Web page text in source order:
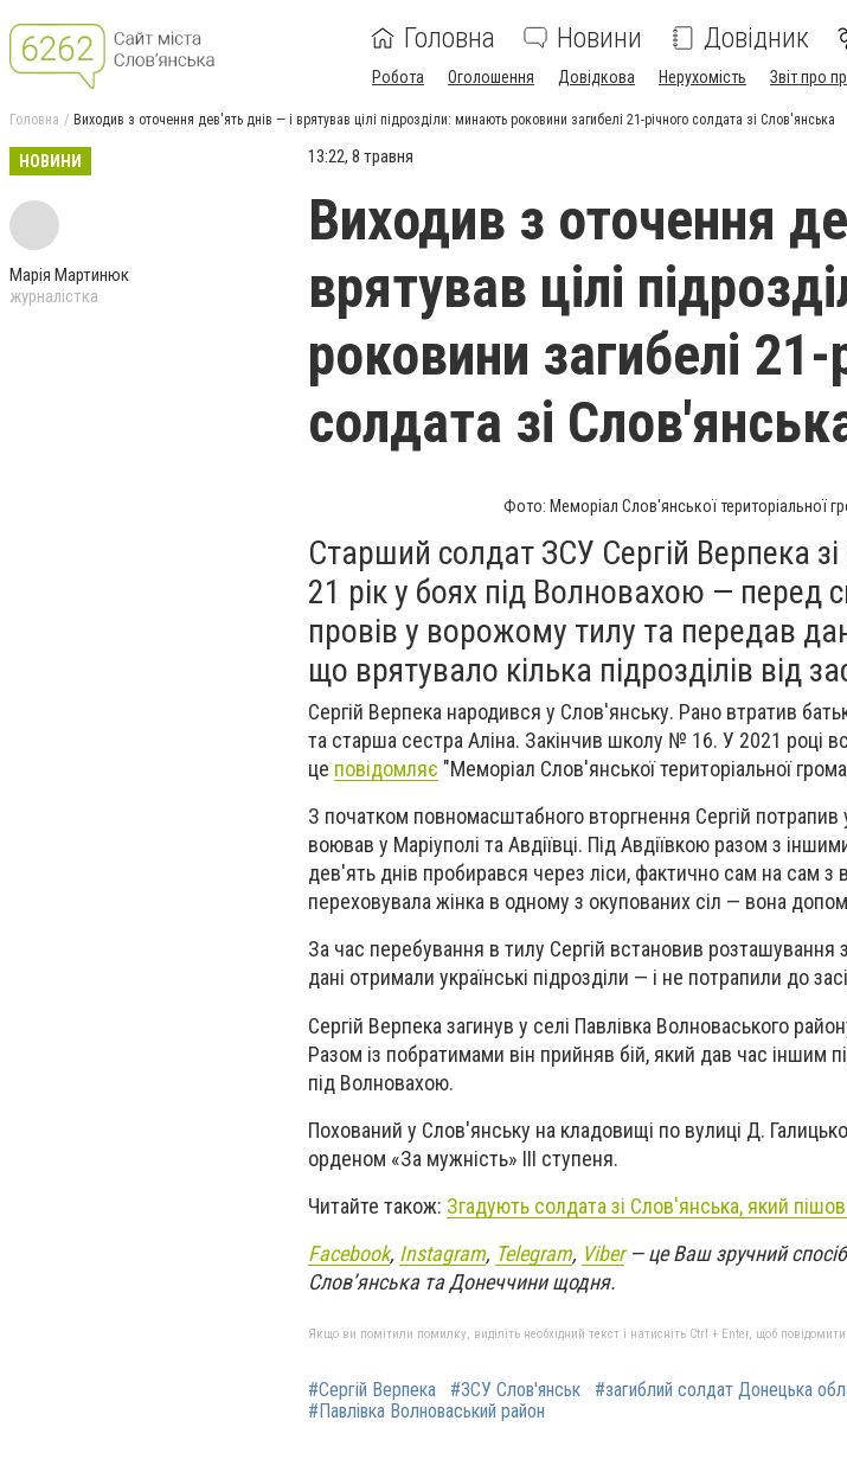
Головна Новини Довідник
Робота Оголошення Довідкова Нерухомість Звіт про
Головна Виходив з оточення дев'ять днів — і врятував цілі підрозділи: минають роковини загибелі 21-річного солдата зі Слов'янська
НОВИНИ
Марія Мартинюк
журналістка
13:22, 8 травня
Виходив з оточення
врятував цілі
роковини загибелі 21-
солдата зі
Фото: Меморіал Слов'янської територіальної
Старший солдат ЗСУ Сергій Верпека
21 рік у боях під Волновахою — перед
провів у ворожому тилу та передав
що врятувало кілька підрозділів від
Сергій Верпека народився у Слов'янську. Рано втратив
та старша сестра Аліна. Закінчив школу № 16. У 2021 році
це повідомляє "Меморіал Слов'янської територіальної
З початком повномасштабного вторгнення Сергій потрапив
воював у Маріуполі та Авдіївці. Під Авдіївкою разом з
дев'ять днів пробирався через ліси, фактично сам на сам з
переховувала жінка в одному з окупованих сіл — вона
За час перебування в тилу Сергій встановив розташування
дані отримали українські підрозділи — і не потрапили до
Сергій Верпека загинув у селі Павлівка Волноваського
Разом із побратимами він прийняв бій, який дав час іншим
під Волновахою.
Похований у Слов'янську на кладовищі по вулиці Д.
орденом «За мужність» III ступеня.
Читайте також: Згадують солдата зі Слов'янська, який
Facebook, Instagram, Telegram, Viber— це Ваш зручний
Слов’янська та Донеччини щодня.
Якщо ви помітили помилку, виділіть необхідний текст і натисніть Ctrl + Enter, щоб
#Сергій Верпека #ЗСУ Слов'янськ #загиблий солдат Донецька
#Павлівка Волноваський район